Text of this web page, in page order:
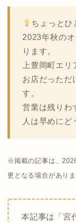
ちょっとひ
2023年秋の
ります。
上豊岡町エ
お店だっただ
す。
営業は残りわ
人は早めにど
※掲載の記事は、
更となる場合がありま
本記事は「宮